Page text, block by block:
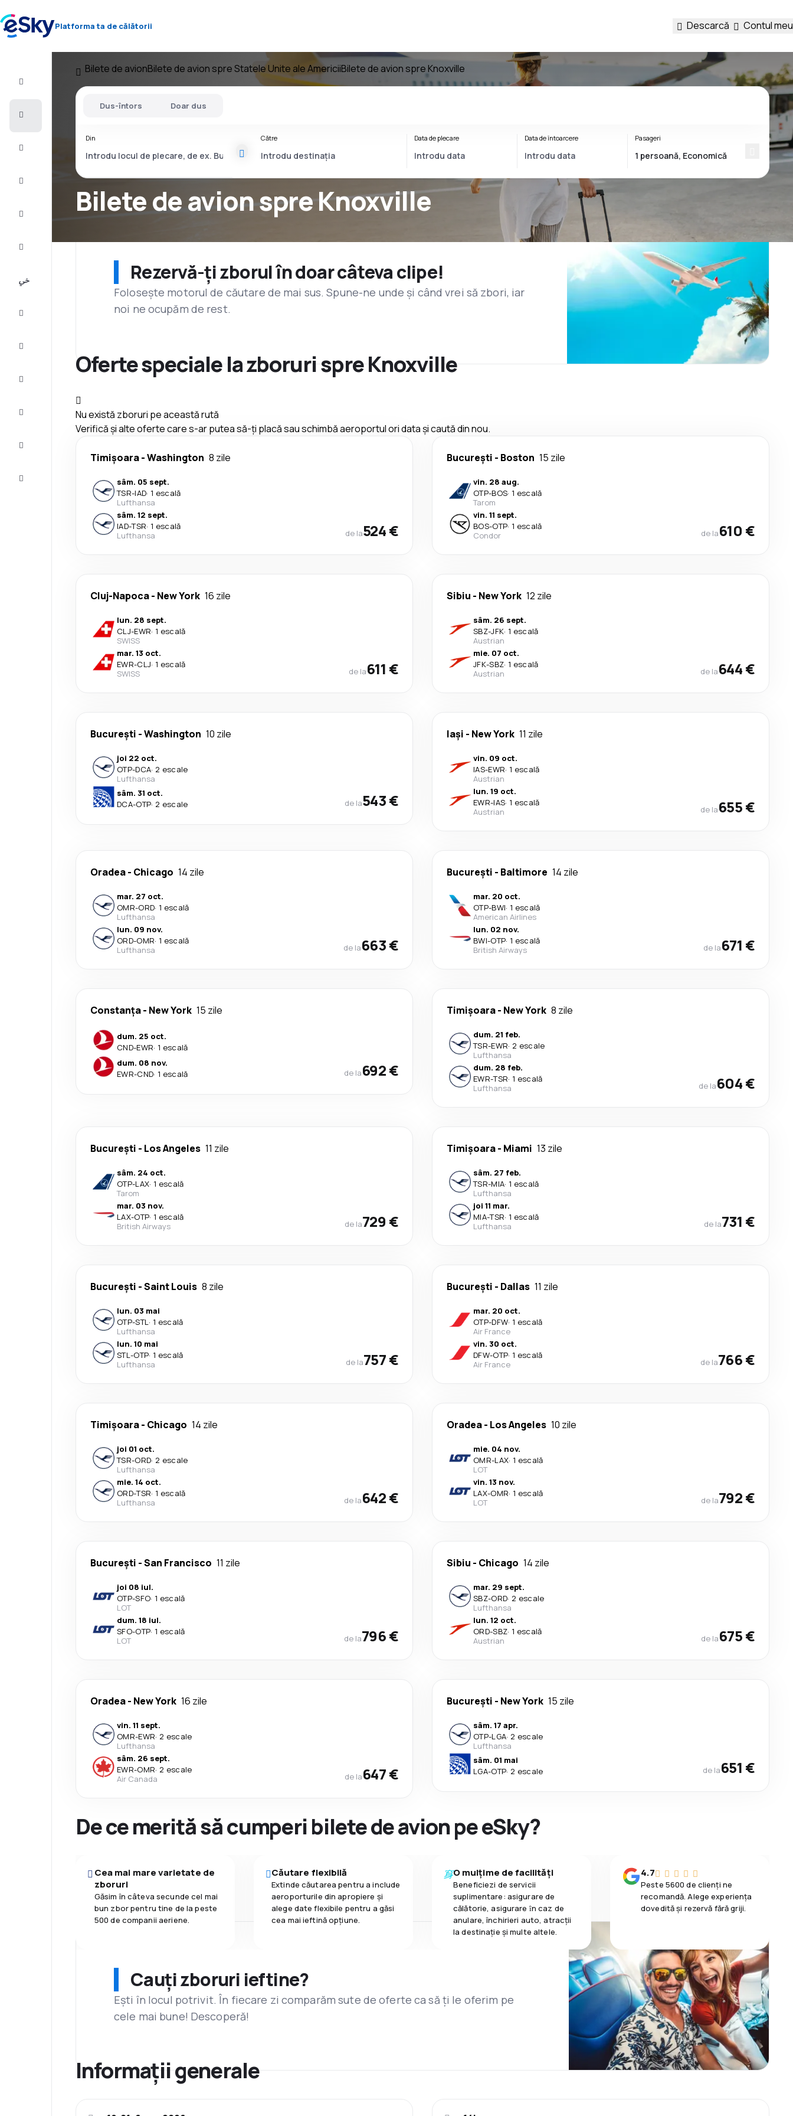
Platforma ta de călătorii Descarcă Contul meu
Bilete de avionBilete de avion spre Statele Unite ale AmericiiBilete de avion spre Knoxville
Bilete de avion spre Knoxville
Dus-întors Doar dus
Din Către Data de plecare Data de întoarcere Pasageri
Rezervă-ți zborul în doar câteva clipe!
Folosește motorul de căutare de mai sus. Spune-ne unde și când vrei să zbori, iar
noi ne ocupăm de rest.
Oferte speciale la zboruri spre Knoxville
Nu există zboruri pe această rută
Verifică și alte oferte care s-ar putea să-ți placă sau schimbă aeroportul ori data și caută din nou.
Timișoara-Washington 8 zile
sâm. 05 sept.
TSR-IAD· 1 escală
Lufthansa
sâm. 12 sept.
IAD-TSR· 1 escală
Lufthansa
de la524 €
București - Boston 15 zile
vin. 28 aug.
OTP-BOS· 1 escală
Tarom
vin. 11 sept.
BOS-OTP· 1 escală
Condor
de la610 €
Cluj-Napoca- New York 16 zile
lun. 28 sept.
CLJ-EWR· 1 escală
SWISS
mar. 13 oct.
EWR-CLJ· 1 escală
SWISS
de la611 €
Sibiu - New York 12 zile
sâm. 26 sept.
SBZ-JFK· 1 escală
Austrian
mie. 07 oct.
JFK-SBZ· 1 escală
Austrian
de la644 €
București -Washington 10 zile
joi 22 oct.
OTP-DCA· 2 escale
Lufthansa
sâm. 31 oct.
DCA-OTP· 2 escale de la543 €
Iași - New York 11 zile
vin. 09 oct.
IAS-EWR· 1 escală
Austrian
lun. 19 oct.
EWR-IAS· 1 escală
Austrian
de la655 €
Oradea- Chicago 14 zile
mar. 27 oct.
OMR-ORD· 1 escală
Lufthansa
lun. 09 nov.
ORD-OMR· 1 escală
Lufthansa
de la663 €
București - Baltimore 14 zile
mar. 20 oct.
OTP-BWI· 1 escală
American Airlines
lun. 02 nov.
BWI-OTP· 1 escală
British Airways
de la671 €
Constanța- New York 15 zile
dum. 25 oct.
CND-EWR· 1 escală
dum. 08 nov.
EWR-CND· 1 escală de la692 €
Timișoara- New York 8 zile
dum. 21 feb.
TSR-EWR· 2 escale
Lufthansa
dum. 28 feb.
EWR-TSR· 1 escală
Lufthansa
de la604 €
București - Los Angeles 11 zile
sâm. 24 oct.
OTP-LAX· 1 escală
Tarom
mar. 03 nov.
LAX-OTP· 1 escală
British Airways
de la729 €
Timișoara- Miami 13 zile
sâm. 27 feb.
TSR-MIA· 1 escală
Lufthansa
joi 11 mar.
MIA-TSR· 1 escală
Lufthansa
de la731 €
București -Saint Louis 8 zile
lun. 03 mai
OTP-STL· 1 escală
Lufthansa
lun. 10 mai
STL-OTP· 1 escală
Lufthansa
de la757 €
București - Dallas 11 zile
mar. 20 oct.
OTP-DFW· 1 escală
Air France
vin. 30 oct.
DFW-OTP· 1 escală
Air France
de la766 €
Timișoara- Chicago 14 zile
joi 01 oct.
TSR-ORD· 2 escale
Lufthansa
mie. 14 oct.
ORD-TSR· 1 escală
Lufthansa
de la642 €
Oradea- Los Angeles 10 zile
mie. 04 nov.
OMR-LAX· 1 escală
LOT
vin. 13 nov.
LAX-OMR· 1 escală
LOT
de la792 €
București -San Francisco 11 zile
joi 08 iul.
OTP-SFO· 1 escală
LOT
dum. 18 iul.
SFO-OTP· 1 escală
LOT
de la796 €
Sibiu - Chicago 14 zile
mar. 29 sept.
SBZ-ORD· 2 escale
Lufthansa
lun. 12 oct.
ORD-SBZ· 1 escală
Austrian
de la675 €
Oradea- New York 16 zile
vin. 11 sept.
OMR-EWR· 2 escale
Lufthansa
sâm. 26 sept.
EWR-OMR· 2 escale
Air Canada
de la647 €
București - New York 15 zile
sâm. 17 apr.
OTP-LGA· 2 escale
Lufthansa
sâm. 01 mai
LGA-OTP· 2 escale de la651 €
De ce merită să cumperi bilete de avion pe eSky?
Cea mai mare varietate de
zboruri
Găsim în câteva secunde cel mai
bun zbor pentru tine de la peste
500 de companii aeriene.
Căutare flexibilă
Extinde căutarea pentru a include
aeroporturile din apropiere și
alege date flexibile pentru a găsi
cea mai ieftină opțiune.
O mulțime de facilități
Beneficiezi de servicii
suplimentare: asigurare de
călătorie, asigurare ȋn caz de
anulare, închirieri auto, atracții
la destinaţie și multe altele.
4.7
Peste 5600 de clienți ne
recomandă. Alege experiența
dovedită și rezervă fără griji.
Cauți zboruri ieftine?
Ești în locul potrivit. În fiecare zi comparăm sute de oferte ca să ți le oferim pe
cele mai bune! Descoperă!
Informații generale